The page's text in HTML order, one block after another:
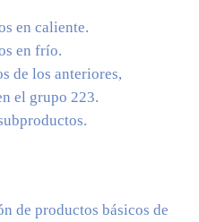
en caliente.
en frío.
de los anteriores,
el grupo 223.
de productos básicos de